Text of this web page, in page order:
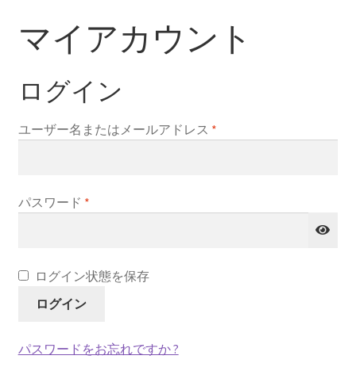
マイアカウント
ログイン
ユーザー名またはメールアドレス *
パスワード *
ログイン状態を保存
ログイン
パスワードをお忘れですか ?